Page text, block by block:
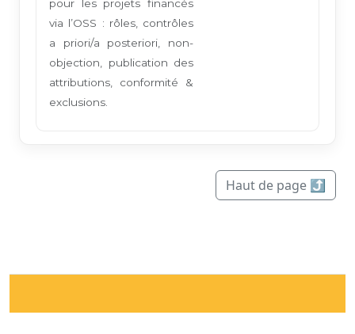
pour les projets financés
via l’OSS : rôles, contrôles
a priori/a posteriori, non-
objection, publication des
attributions, conformité &
exclusions.
Haut de page ⤴